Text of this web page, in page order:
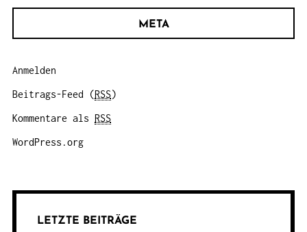
META
Anmelden
Beitrags-Feed (RSS)
Kommentare als RSS
WordPress.org
LETZTE BEITRÄGE